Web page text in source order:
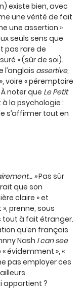
existe bien, avec
une vérité de fait
une assertion »
seuls sens que
pas rare de
» (sûr de soi).
l’anglais assertive,
voire « péremptoire
noter que Le Petit
la psychologie :
s’affirmer tout en
»Pas sûr
que son
claire » et
prenne, sous
tout à fait étranger.
qu’en français
Nash I can see
évidemment », «
pas employer ces
appartient ?